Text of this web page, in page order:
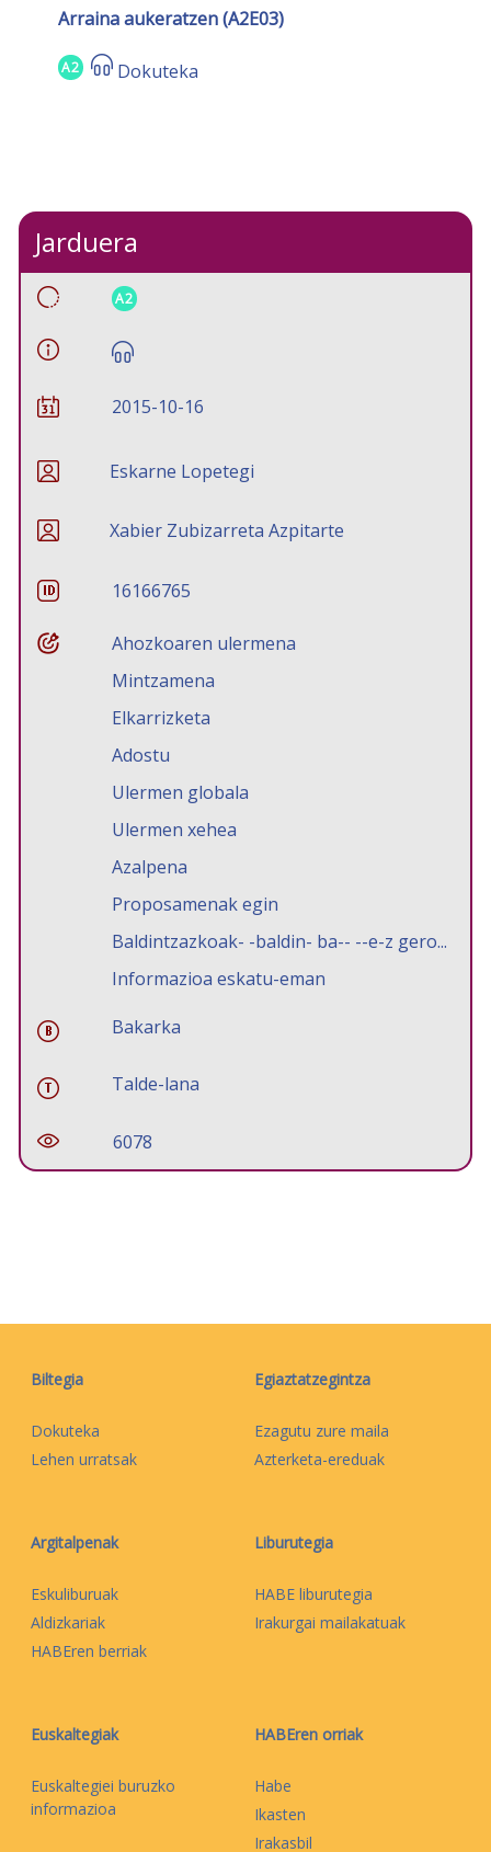
Arraina aukeratzen (A2E03)
A2 Dokuteka
Jarduera
A2
2015-10-16
Eskarne Lopetegi
Xabier Zubizarreta Azpitarte
16166765
Ahozkoaren ulermena
Mintzamena
Elkarrizketa
Adostu
Ulermen globala
Ulermen xehea
Azalpena
Proposamenak egin
Baldintzazkoak- -baldin- ba-- --e-z gero...
Informazioa eskatu-eman
Bakarka
Talde-lana
6078
Biltegia
Dokuteka
Lehen urratsak
Egiaztatzegintza
Ezagutu zure maila
Azterketa-ereduak
Argitalpenak
Eskuliburuak
Aldizkariak
HABEren berriak
Liburutegia
HABE liburutegia
Irakurgai mailakatuak
Euskaltegiak
Euskaltegiei buruzko
informazioa
HABEren orriak
Habe
Ikasten
Irakasbil